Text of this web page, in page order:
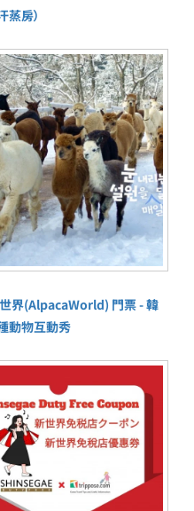
房）
界(AlpacaWorld) 門票 - 韓
動物互動秀